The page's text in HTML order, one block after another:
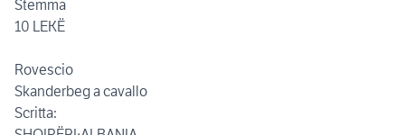
Stemma
10 LEKË
Rovescio
Skanderbeg a cavallo
Scritta: